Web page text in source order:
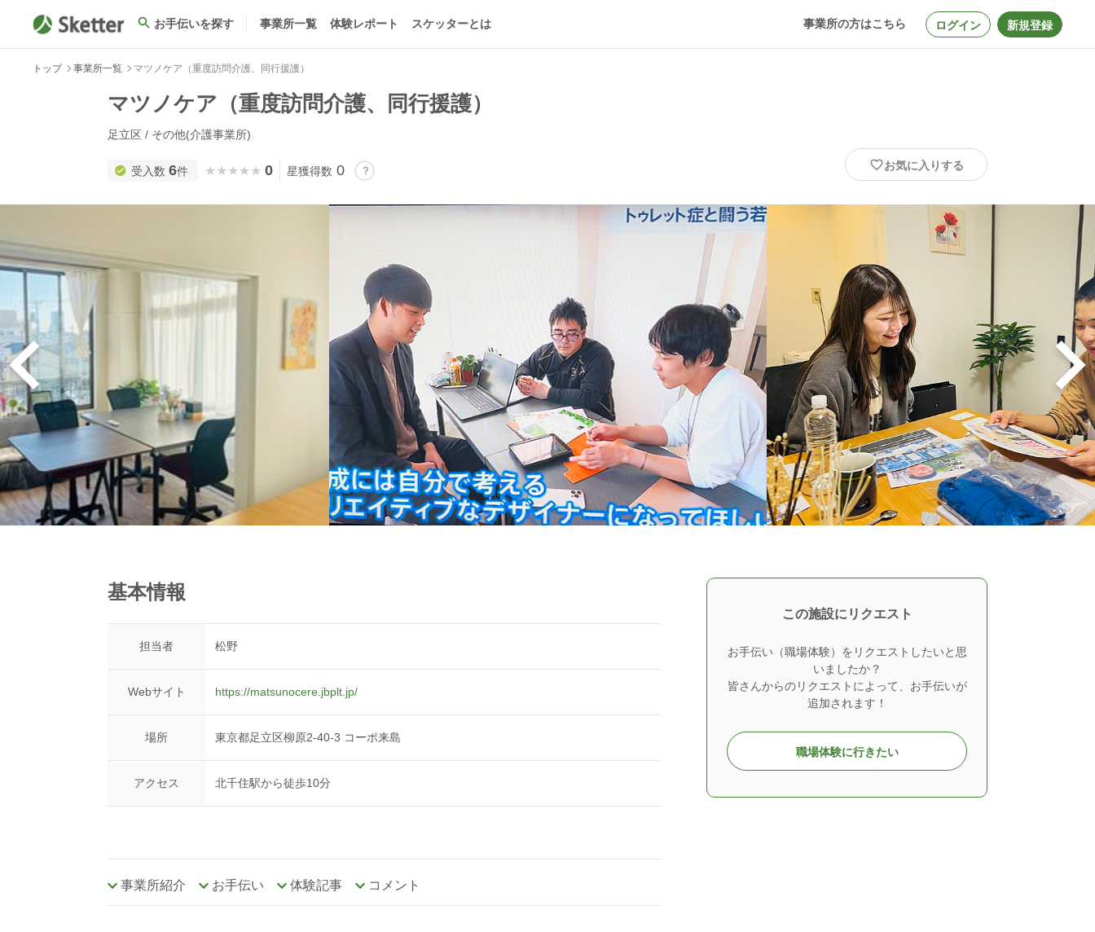
お手伝いを探す 事業所一覧 体験レポート スケッターとは 事業所の方はこちら ログイン 新規登録
トップ 事業所一覧 マツノケア（重度訪問介護、同行援護）
マツノケア（重度訪問介護、同行援護）
足立区 / その他(介護事業所)
受入数 6件 ★★★★★
★★★★★ 0 星獲得数 0 お気に入りする
基本情報
担当者 松野
Webサイト https://matsunocere.jbplt.jp/
場所 東京都足立区柳原2-40-3 コーポ来島
アクセス 北千住駅から徒歩10分
事業所紹介 お手伝い 体験記事 コメント
この施設にリクエスト
お手伝い（職場体験）をリクエストしたいと思
いましたか？
皆さんからのリクエストによって、お手伝いが
追加されます！
職場体験に行きたい